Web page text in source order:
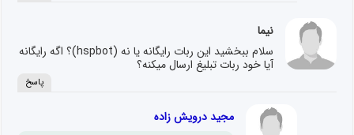
نیما
سلام ببخشید این ربات رایگانه یا نه (hspbot)؟ اگه رایگانه
آیا خود ربات تبلیغ ارسال میکنه؟
پاسخ
مجید درویش زاده